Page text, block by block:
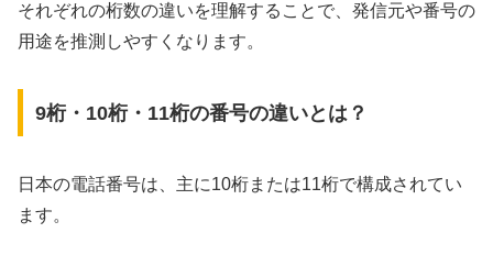
それぞれの桁数の違いを理解することで、発信元や番号の
用途を推測しやすくなります。
9桁・10桁・11桁の番号の違いとは？
日本の電話番号は、主に10桁または11桁で構成されてい
ます。